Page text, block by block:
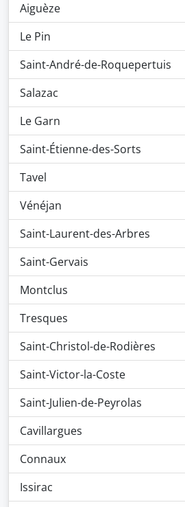
Aiguèze
Le Pin
Saint-André-de-Roquepertuis
Salazac
Le Garn
Saint-Étienne-des-Sorts
Tavel
Vénéjan
Saint-Laurent-des-Arbres
Saint-Gervais
Montclus
Tresques
Saint-Christol-de-Rodières
Saint-Victor-la-Coste
Saint-Julien-de-Peyrolas
Cavillargues
Connaux
Issirac